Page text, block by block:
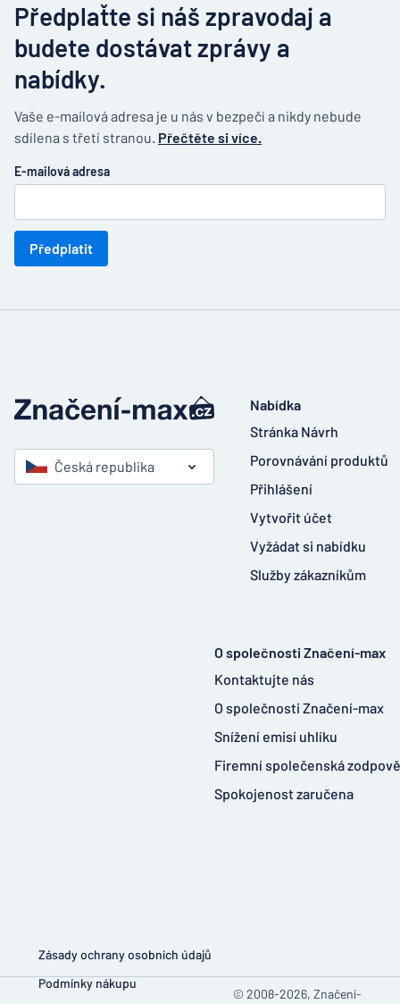
Předplaťte si náš zpravodaj a
budete dostávat zprávy a
nabídky.
Vaše e-mailová adresa je u nás v bezpečí a nikdy nebude
sdílena s třetí stranou. Přečtěte si více.
E-mailová adresa
Předplatit
Česká republika
Nabídka
Stránka Návrh
Porovnávání produktů
Přihlášení
Vytvořit účet
Vyžádat si nabídku
Služby zákazníkům
O společnosti Značení-max
Kontaktujte nás
O společnosti Značení-max
Snížení emisí uhlíku
Firemní společenská
Spokojenost zaručena
Zásady ochrany osobních údajů
Podmínky nákupu
© 2008-2026, Značení-